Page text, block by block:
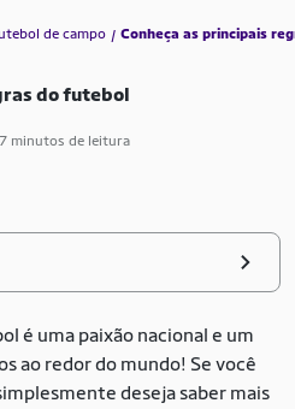
do futebol
7 minutos de leitura
é uma paixão nacional e um
ao redor do mundo! Se você
deseja saber mais
de campo Conheça as principais